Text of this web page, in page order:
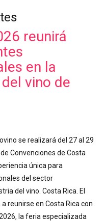
reunirá
en la
vino de
se realizará del 27 al 29
Convenciones de Costa
única para
del sector
del vino. Costa Rica. El
reunirse en Costa Rica con
la feria especializada